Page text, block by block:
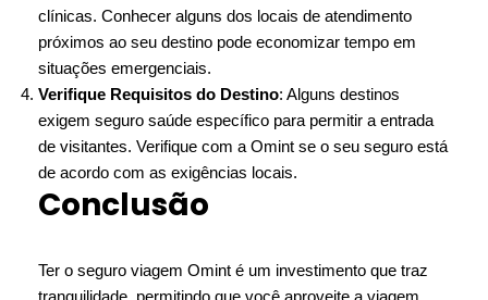
clínicas. Conhecer alguns dos locais de atendimento
próximos ao seu destino pode economizar tempo em
situações emergenciais.
Verifique Requisitos do Destino: Alguns destinos
exigem seguro saúde específico para permitir a entrada
de visitantes. Verifique com a Omint se o seu seguro está
de acordo com as exigências locais.
Conclusão
Ter o seguro viagem Omint é um investimento que traz
tranquilidade, permitindo que você aproveite a viagem